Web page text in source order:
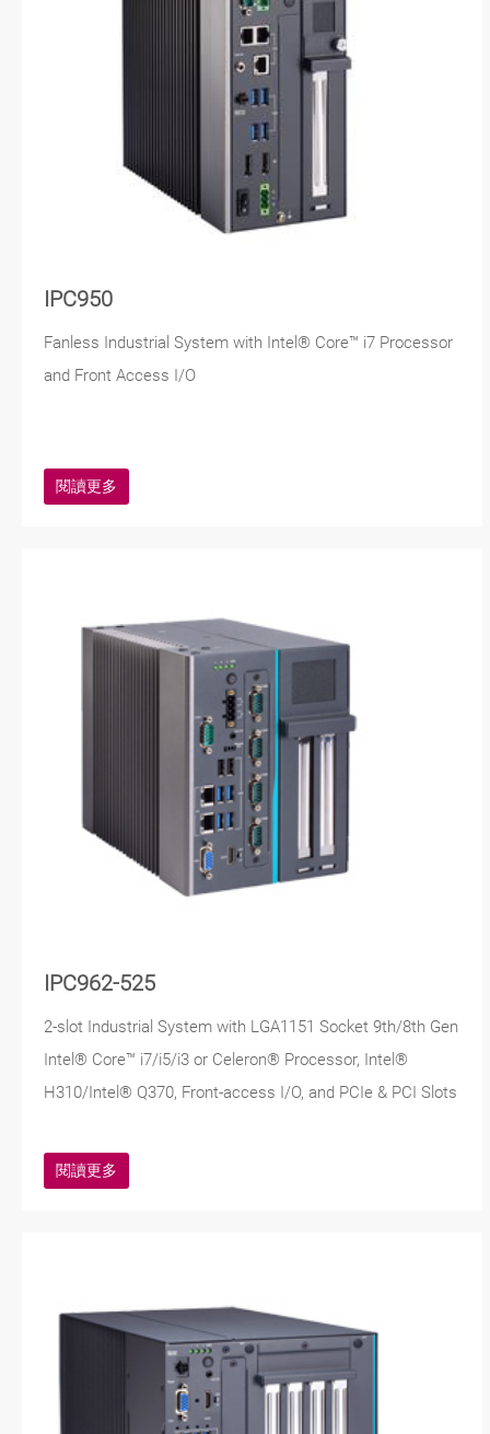
IPC950
Fanless Industrial System with Intel® Core™ i7 Processor
and Front Access I/O
閱讀更多
IPC962-525
2-slot Industrial System with LGA1151 Socket 9th/8th Gen
Intel® Core™ i7/i5/i3 or Celeron® Processor, Intel®
H310/Intel® Q370, Front-access I/O, and PCIe & PCI Slots
閱讀更多